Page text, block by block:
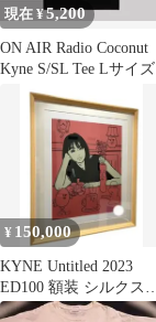
現在 ¥ 5,200
ON AIR Radio Coconut
Kyne S/SL Tee Lサイズ
¥ 150,000
KYNE Untitled 2023
ED100 額装 シルクスク
リーン